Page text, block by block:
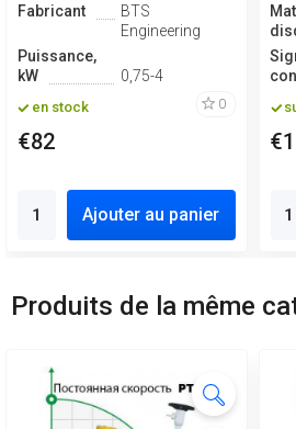
Fabricant
BTS
Engineering
Puissance,
kW
0,75-4
en stock 0
€82
Ajouter au panier
Produits de la même